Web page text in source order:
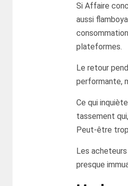
Si Affaire
aussi
plateformes.
Le retour
performante,
Ce qui
tassement
Peut-être
Les
presque